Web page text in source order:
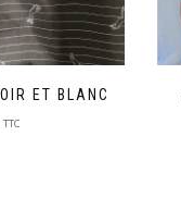
ET BLANC
TTC